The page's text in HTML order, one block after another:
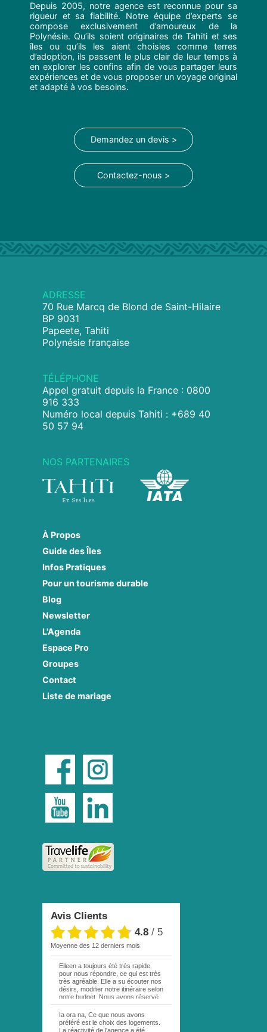
Depuis 2005, notre agence est reconnue pour sa
rigueur et sa fiabilité. Notre équipe d’experts se
compose exclusivement d’amoureux de la
Polynésie. Qu’ils soient originaires de Tahiti et ses
îles ou qu’ils les aient choisies comme terres
d’adoption, ils passent le plus clair de leur temps à
en explorer les confins afin de vous partager leurs
expériences et de vous proposer un voyage original
et adapté à vos besoins.
Demandez un devis >
Contactez-nous >
ADRESSE
70 Rue Marcq de Blond de Saint-Hilaire
BP 9031
Papeete, Tahiti
Polynésie française
TÉLÉPHONE
Appel gratuit depuis la France : 0800
916 333
Numéro local depuis Tahiti : +689 40
50 57 94
NOS PARTENAIRES
À Propos
Guide des Îles
Infos Pratiques
Pour un tourisme durable
Blog
Newsletter
L'Agenda
Espace Pro
Groupes
Contact
Liste de mariage
Avis Clients
4.8 / 5
moyenne des 12 derniers mois
Eileen a toujours été très rapide
pour nous répondre, ce qui est très
très agréable. Elle a su écouter nos
désirs, modifier notre itinéraire selon
notre budget. Nous avons réservé
par mail une excursion sur votre
site. La personne responsable étant
en vacances, personne ne nous a
répondu. Au bout d une semaine,
Ia ora na, Ce que nous avons
préféré est le choix des logements.
La réactivité de l'agence a été